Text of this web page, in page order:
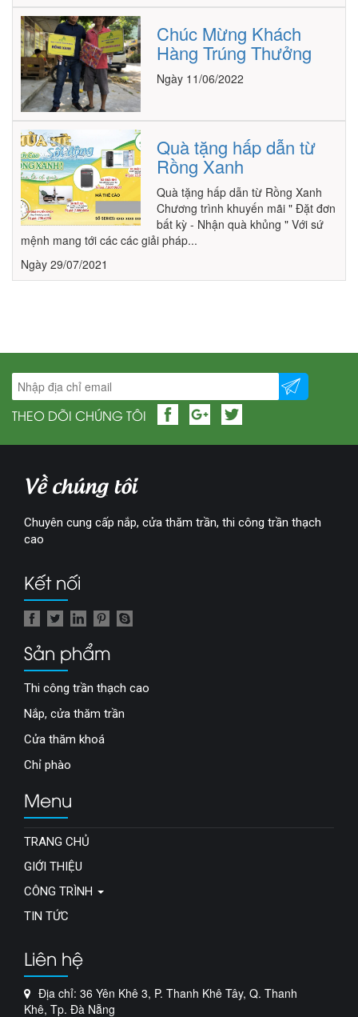
Chúc Mừng Khách
Hàng Trúng Thưởng
Ngày 11/06/2022
Quà tặng hấp dẫn từ
Rồng Xanh
Quà tặng hấp dẫn từ Rồng Xanh
Chương trình khuyến mãi " Đặt đơn
bất kỳ - Nhận quà khủng " Với sứ
mệnh mang tới các các giải pháp...
Ngày 29/07/2021
THEO DÕI CHÚNG TÔI
Về chúng tôi
Chuyên cung cấp nắp, cửa thăm trần, thi công trần thạch
cao
Kết nối
Sản phẩm
Thi công trần thạch cao
Nắp, cửa thăm trần
Cửa thăm khoá
Chỉ phào
Menu
TRANG CHỦ
GIỚI THIỆU
CÔNG TRÌNH
TIN TỨC
Liên hệ
Địa chỉ: 36 Yên Khê 3, P. Thanh Khê Tây, Q. Thanh
Khê, Tp. Đà Nẵng